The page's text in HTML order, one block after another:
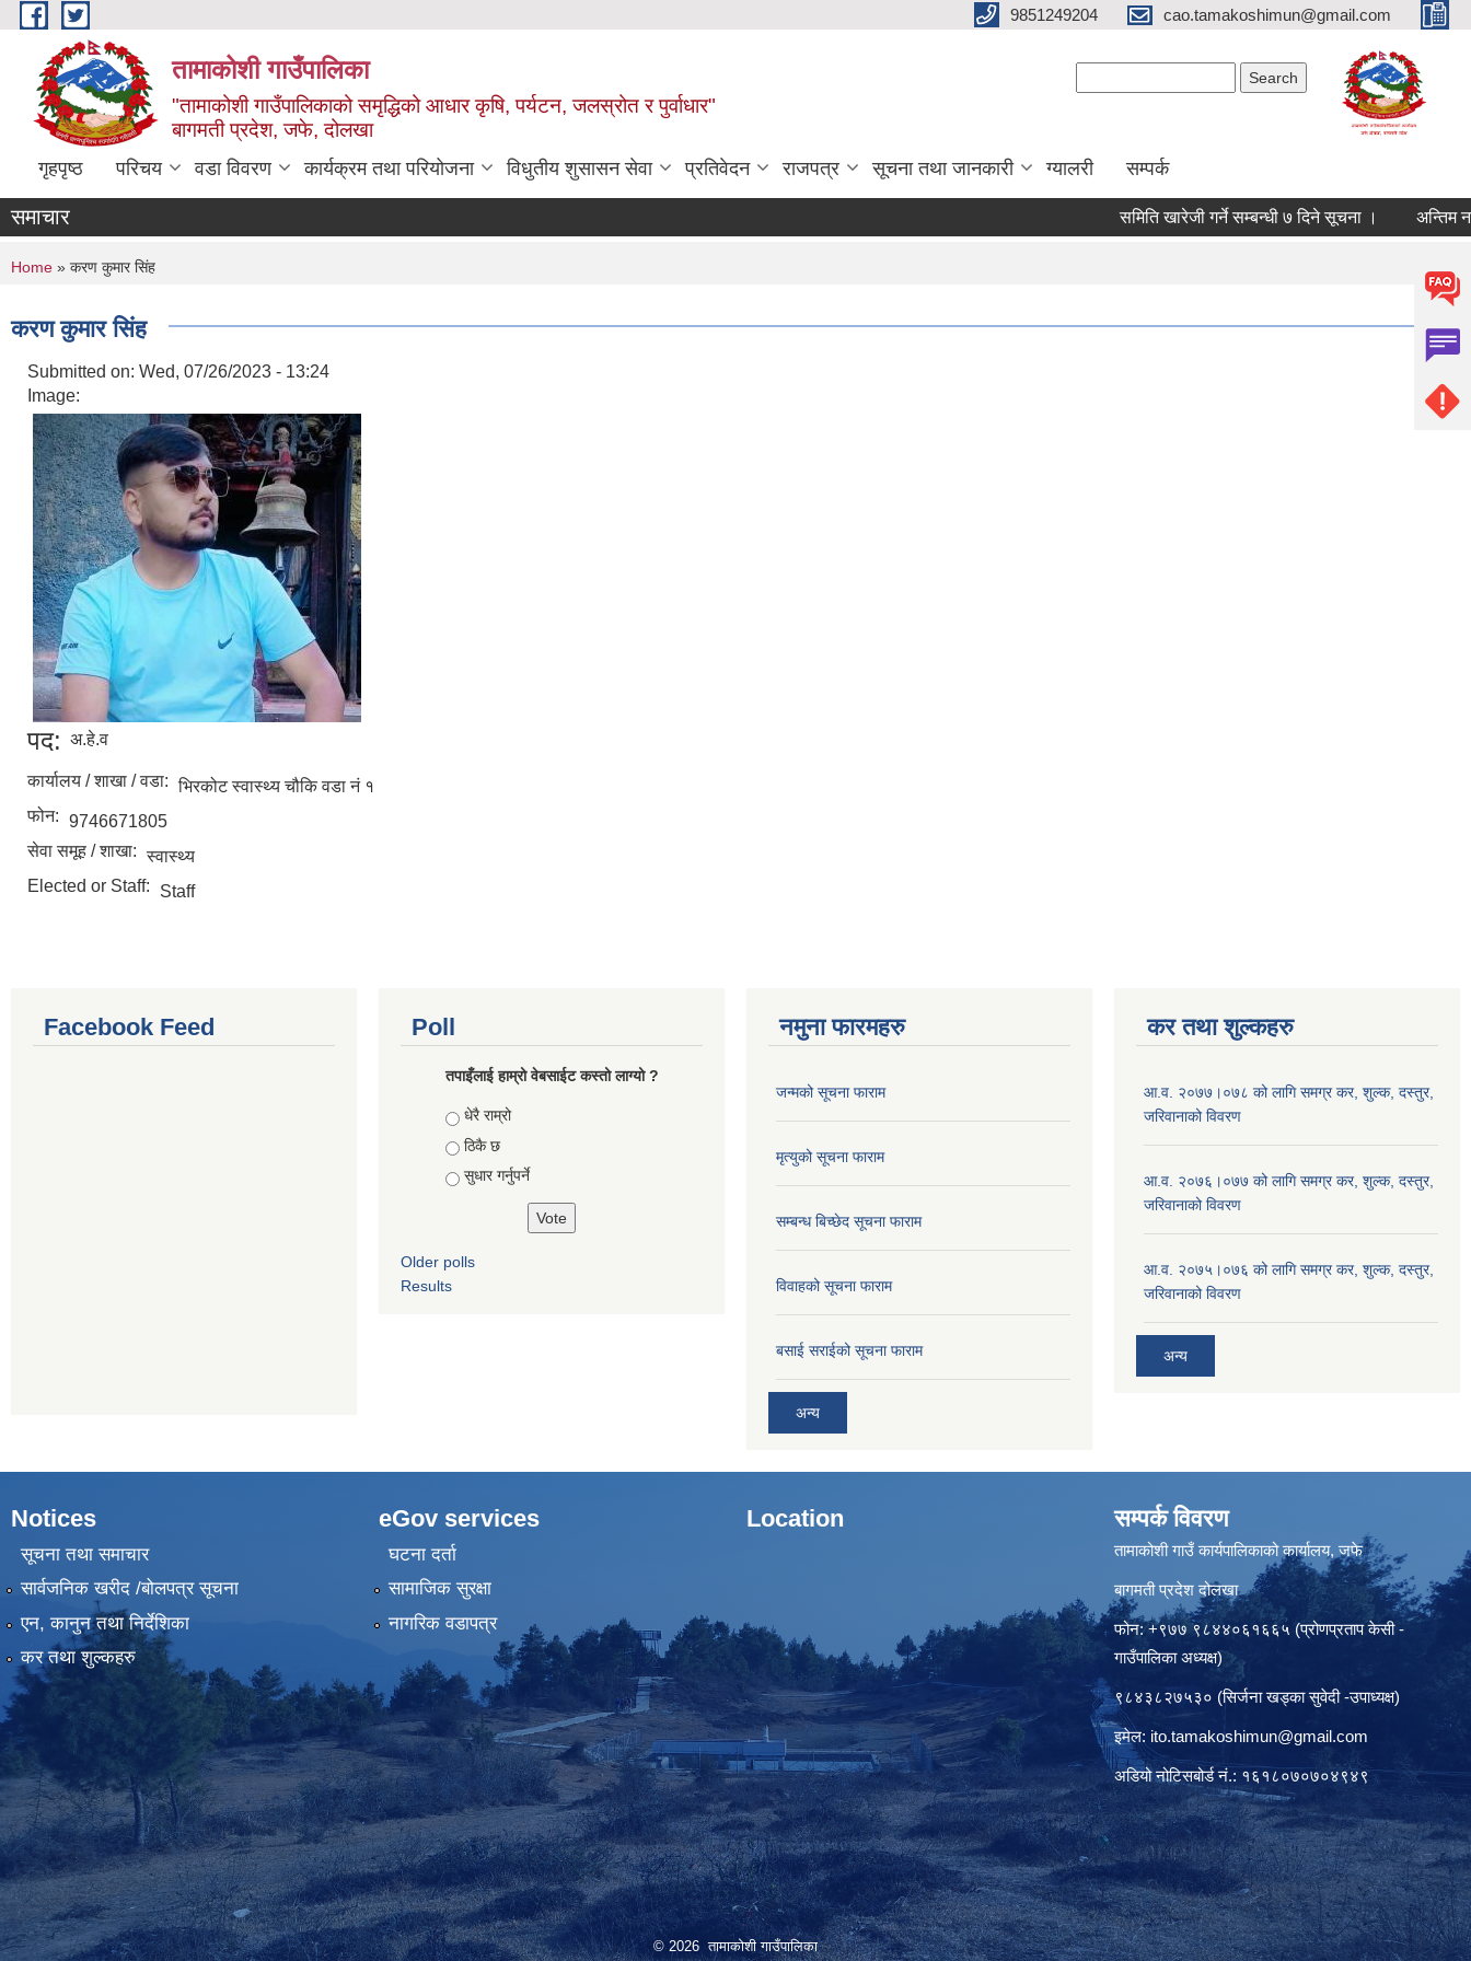
Skip to main content 9851249204 cao.tamakoshimun@gmail.com
तामाकोशी गाउँपालिका
"तामाकोशी गाउँपालिकाको समृद्धिको आधार कृषि, पर्यटन, जलस्रोत र पुर्वाधार"
बागमती प्रदेश, जफे, दोलखा
गृहपृष्ठ परिचय वडा विवरण कार्यक्रम तथा परियोजना विधुतीय शुसासन सेवा प्रतिवेदन राजपत्र सूचना तथा जानकारी ग्यालरी सम्पर्क
समाचार समिति खारेजी गर्ने सम्बन्धी ७ दिने सूचना । अन्तिम
You are here
Home » करण कुमार सिंह
करण कुमार सिंह
Submitted on: Wed, 07/26/2023 - 13:24
Image:
पद: अ.हे.व
कार्यालय / शाखा / वडा: भिरकोट स्वास्थ्य चौकि वडा नं १
फोन: 9746671805
सेवा समूह / शाखा: स्वास्थ्य
Elected or Staff:
Staff
Facebook Feed Poll
तपाइँलाई हाम्रो वेबसाईट कस्तो लाग्यो ?
Choices
धेरै राम्रो
ठिकै छ
सुधार गर्नुपर्ने
Older polls
Results
नमुना फारमहरु
जन्मको सूचना फाराम
मृत्युको सूचना फाराम
सम्बन्ध बिच्छेद सूचना फाराम
विवाहको सूचना फाराम
बसाई सराईको सूचना फाराम
अन्य
कर तथा शुल्कहरु
आ.व. २०७७।०७८ को लागि समग्र कर, शुल्क, दस्तुर,
जरिवानाको विवरण
आ.व. २०७६।०७७ को लागि समग्र कर, शुल्क, दस्तुर,
जरिवानाको विवरण
आ.व. २०७५।०७६ को लागि समग्र कर, शुल्क, दस्तुर,
जरिवानाको विवरण
अन्य
Notices
सूचना तथा समाचार
सार्वजनिक खरीद /बोलपत्र सूचना
एन, कानुन तथा निर्देशिका
कर तथा शुल्कहरु
eGov services
घटना दर्ता
सामाजिक सुरक्षा
नागरिक वडापत्र
Location सम्पर्क विवरण
तामाकोशी गाउँ कार्यपालिकाको कार्यालय, जफे
बागमती प्रदेश दोलखा
फोन: +९७७ ९८४४०६१६६५ (प्रोणप्रताप केसी -
गाउँपालिका अध्यक्ष)
९८४३८२७५३० (सिर्जना खड्का सुवेदी -उपाध्यक्ष)
इमेल: ito.tamakoshimun@gmail.com
अडियो नोटिसबोर्ड नं.: १६१८०७०७०४९४९
© 2026 तामाकोशी गाउँपालिका